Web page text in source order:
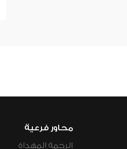
محاور فرعية
الرحمة المهداة